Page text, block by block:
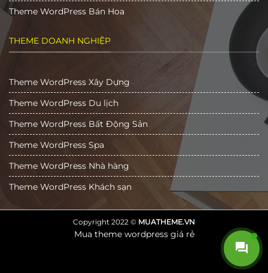
Theme WordPress Bán Hoa
THEME DOANH NGHIỆP
Theme WordPress Xây Dựng
Theme WordPress Du lịch
Theme WordPress Bất Động Sản
Theme WordPress Spa
Theme WordPress Nhà hàng
Theme WordPress Khách sạn
Copyright 2022 © MUATHEME.VN
Mua theme wordpress giá rẻ